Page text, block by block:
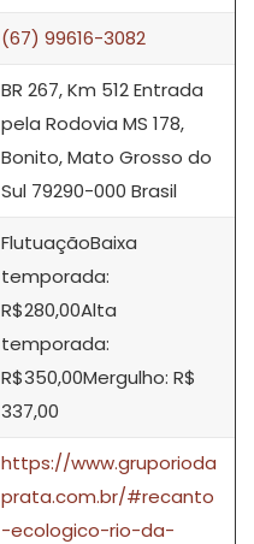
(67) 99616-3082
BR 267, Km 512 Entrada
pela Rodovia MS 178,
Bonito, Mato Grosso do
Sul 79290-000 Brasil
FlutuaçãoBaixa
temporada:
R$280,00Alta
temporada:
R$350,00Mergulho: R$
337,00
https://www.gruporioda
prata.com.br/#recanto
-ecologico-rio-da-